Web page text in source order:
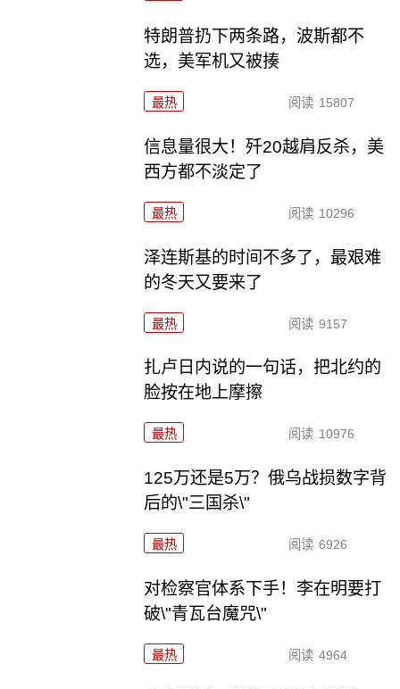
特朗普扔下两条路，波斯都不
选，美军机又被揍
最热 阅读 15807
信息量很大！歼20越肩反杀，美
西方都不淡定了
最热 阅读 10296
泽连斯基的时间不多了，最艰难
的冬天又要来了
最热 阅读 9157
扎卢日内说的一句话，把北约的
脸按在地上摩擦
最热 阅读 10976
125万还是5万？俄乌战损数字背
后的\"三国杀\"
最热 阅读 6926
对检察官体系下手！李在明要打
破\"青瓦台魔咒\"
最热 阅读 4964